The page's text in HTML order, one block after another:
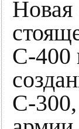
Новая
С-400
С-300,